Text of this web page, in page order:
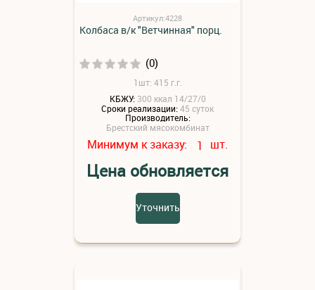
Артикул:4228
Колбаса в/к "Ветчинная" порц.
(0)
1шт: 415 г.г.
КБЖУ: 300 ккал 14/27/0
Сроки реализации:45 суток
Производитель:
Брестский мясокомбинат
Минимум к заказу: 1 шт.
Цена обновляется
Уточнить